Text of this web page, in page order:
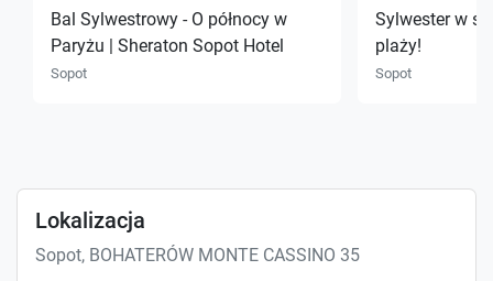
Bal Sylwestrowy - O północy w
Paryżu | Sheraton Sopot Hotel
Sopot
Sylwester w
plaży!
Sopot
Lokalizacja
Sopot, BOHATERÓW MONTE CASSINO 35